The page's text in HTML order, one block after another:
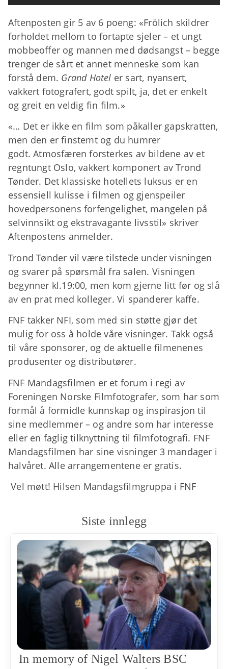
Aftenposten gir 5 av 6 poeng: «Frölich skildrer
forholdet mellom to fortapte sjeler – et ungt
mobbeoffer og mannen med dødsangst – begge
trenger de sårt et annet menneske som kan
forstå dem. Grand Hotel er sart, nyansert,
vakkert fotografert, godt spilt, ja, det er enkelt
og greit en veldig fin film.»
«… Det er ikke en film som påkaller gapskratten,
men den er finstemt og du humrer
godt. Atmosfæren forsterkes av bildene av et
regntungt Oslo, vakkert komponert av Trond
Tønder. Det klassiske hotellets luksus er en
essensiell kulisse i filmen og gjenspeiler
hovedpersonens forfengelighet, mangelen på
selvinnsikt og ekstravagante livsstil» skriver
Aftenpostens anmelder.
Trond Tønder vil være tilstede under visningen
og svarer på spørsmål fra salen. Visningen
begynner kl.19:00, men kom gjerne litt før og slå
av en prat med kolleger. Vi spanderer kaffe.
FNF takker NFI, som med sin støtte gjør det
mulig for oss å holde våre visninger. Takk også
til våre sponsorer, og de aktuelle filmenenes
produsenter og distributører.
FNF Mandagsfilmen er et forum i regi av
Foreningen Norske Filmfotografer, som har som
formål å formidle kunnskap og inspirasjon til
sine medlemmer – og andre som har interesse
eller en faglig tilknyttning til filmfotografi. FNF
Mandagsfilmen har sine visninger 3 mandager i
halvåret. Alle arrangementene er gratis.
Vel møtt! Hilsen Mandagsfilmgruppa i FNF
Siste innlegg
In memory of Nigel Walters BSC